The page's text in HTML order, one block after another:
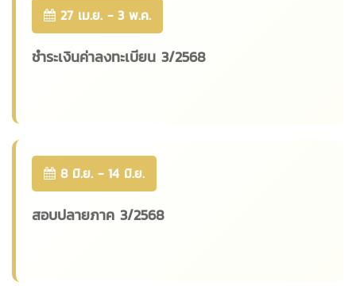
27 เม.ย. - 3 พ.ค.
ชำระเงินค่าลงทะเบียน 3/2568
8 มิ.ย. - 14 มิ.ย.
สอบปลายภาค 3/2568